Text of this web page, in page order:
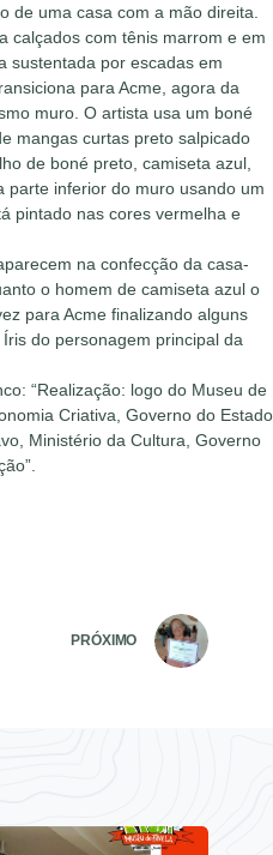
de uma casa com a mão direita.
calçados com tênis marrom e em
sustentada por escadas em
para Acme, agora da
muro. O artista usa um boné
mangas curtas preto salpicado
de boné preto, camiseta azul,
parte inferior do muro usando um
pintado nas cores vermelha e
na confecção da casa-
o homem de camiseta azul o
para Acme finalizando alguns
do personagem principal da
“Realização: logo do Museu de
Criativa, Governo do Estado
Ministério da Cultura, Governo
PRÓXIMO